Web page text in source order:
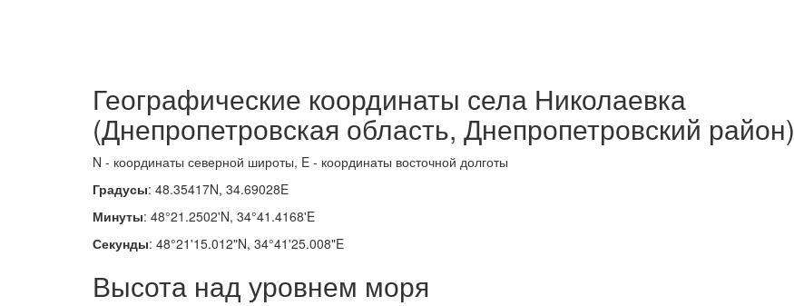
Географические координаты села Николаевка
(Днепропетровская область, Днепропетровский район)
N - координаты северной широты, E - координаты восточной долготы
Градусы: 48.35417N, 34.69028E
Минуты: 48°21.2502'N, 34°41.4168'E
Секунды: 48°21'15.012"N, 34°41'25.008"E
Высота над уровнем моря